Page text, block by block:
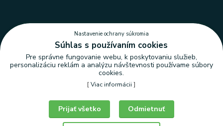
Nastavenie ochrany súkromia
Nastavenie ochrany súkromia
Súhlas s používaním cookies
Pre správne fungovanie webu, k poskytovaniu služieb,
personalizáciu reklám a analýzu návštevnosti používame súbory
cookies.
[Viac informácii ]
Odmietnuť
Prijať všetko